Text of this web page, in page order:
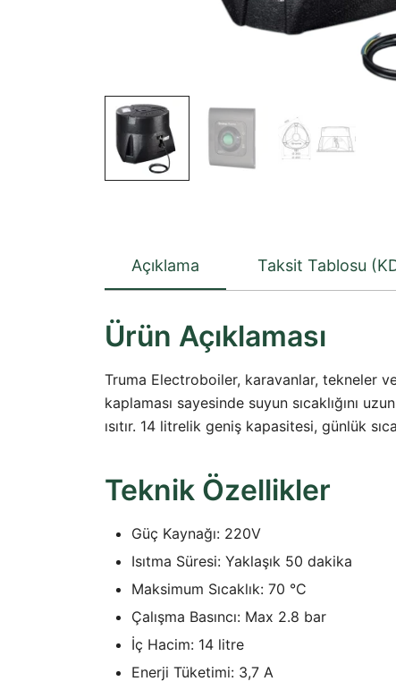
Açıklama Taksit Tablosu
Ürün Açıklaması
Truma Electroboiler, karavanlar, tekneler ve
kaplaması sayesinde suyun sıcaklığını
ısıtır. 14 litrelik geniş kapasitesi, günlük
Teknik Özellikler
Güç Kaynağı: 220V
Isıtma Süresi: Yaklaşık 50 dakika
Maksimum Sıcaklık: 70 °C
Çalışma Basıncı: Max 2.8 bar
İç Hacim: 14 litre
Enerji Tüketimi: 3,7 A